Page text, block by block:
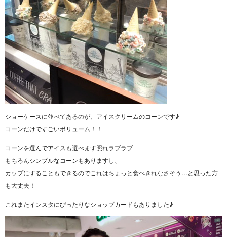
ショーケースに並べてあるのが、アイスクリームのコーンです♪
コーンだけですごいボリューム！！
コーンを選んでアイスも選べます照れラブラブ
もちろんシンプルなコーンもありますし、
カップにすることもできるのでこれはちょっと食べきれなさそう…と思った方
も大丈夫！
これまたインスタにぴったりなショップカードもありました♪